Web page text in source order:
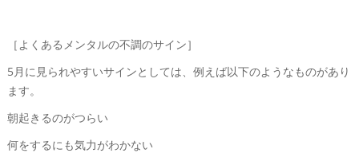
［よくあるメンタルの不調のサイン］
5月に見られやすいサインとしては、例えば以下のようなものがあり
ます。
朝起きるのがつらい
何をするにも気力がわかない